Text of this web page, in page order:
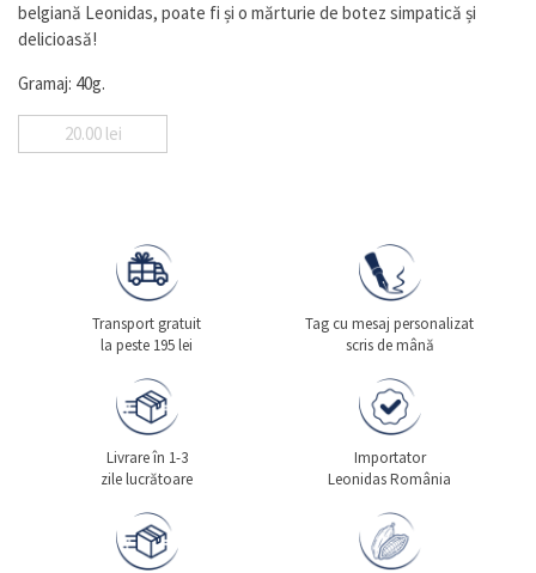
belgiană Leonidas, poate fi și o mărturie de botez simpatică și
delicioasă!
Gramaj: 40g.
20.00 lei
Transport gratuit
la peste 195 lei
Tag cu mesaj personalizat
scris de mână
Livrare în 1-3
zile lucrătoare
Importator
Leonidas România